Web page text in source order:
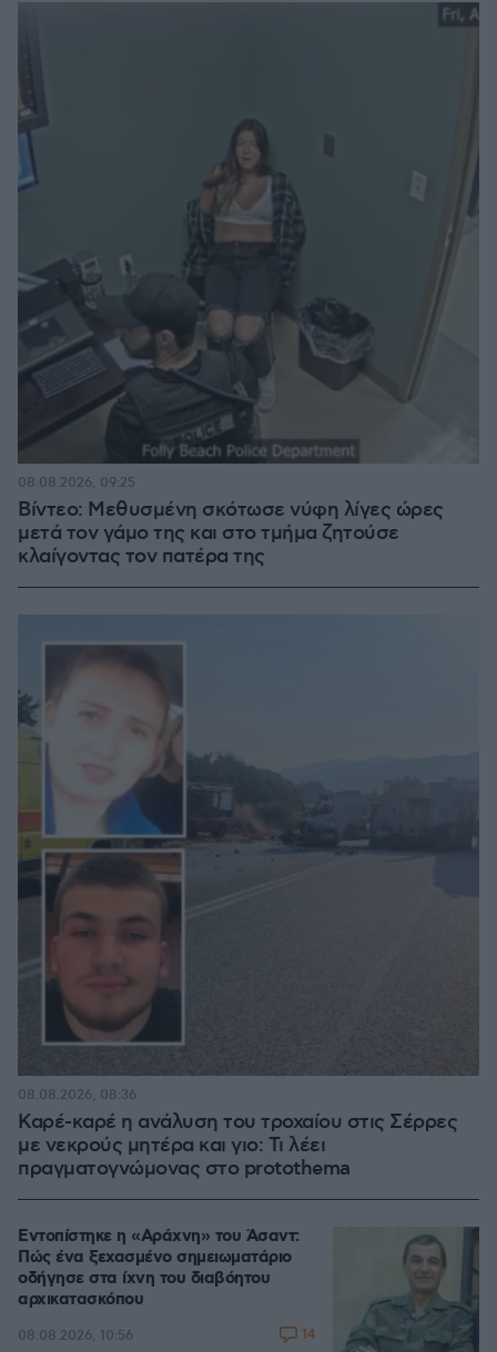
Βίντεο: Μεθυσμένη σκότωσε νύφη λίγες ώρες
μετά τον γάμο της και στο τμήμα ζητούσε
κλαίγοντας τον πατέρα της
08.08.2026, 09:25
Καρέ-καρέ η ανάλυση του τροχαίου στις Σέρρες
με νεκρούς μητέρα και γιο: Τι λέει
πραγματογνώμονας στο protothema
08.08.2026, 08:36
Εντοπίστηκε η «Αράχνη» του Άσαντ:
Πώς ένα ξεχασμένο σημειωματάριο
οδήγησε στα ίχνη του διαβόητου
αρχικατασκόπου
08.08.2026, 10:56 14